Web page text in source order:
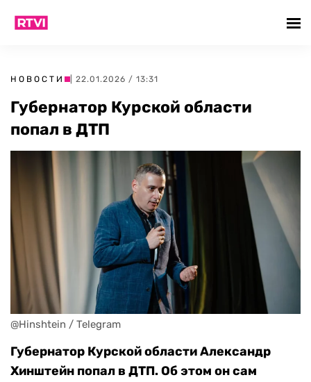
НОВОСТИ | 22.01.2026 / 13:31
Губернатор Курской области
попал в ДТП
@Hinshtein / Telegram
Губернатор Курской области Александр
Хинштейн попал в ДТП. Об этом он сам